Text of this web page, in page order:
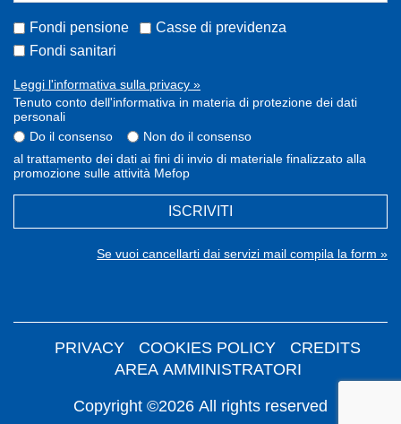
Fondi pensione
Casse di previdenza
Fondi sanitari
Leggi l'informativa sulla privacy »
Tenuto conto dell'informativa in materia di protezione dei dati
personali
Do il consenso
Non do il consenso
al trattamento dei dati ai fini di invio di materiale finalizzato alla
promozione sulle attività Mefop
ISCRIVITI
Se vuoi cancellarti dai servizi mail compila la form »
Copyright ©2026 All rights reserved
PRIVACY COOKIES POLICY
CREDITS
AREA AMMINISTRATORI